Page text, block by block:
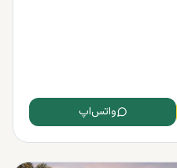
واتس‌اپ